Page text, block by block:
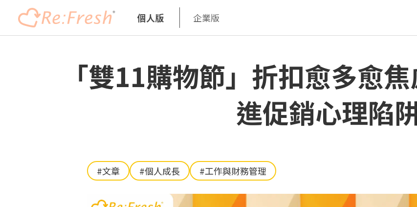
個人版 企業版
「雙11購物節」折扣愈多愈
進促銷心理陷
#文章 #個人成長 #工作與財務管理